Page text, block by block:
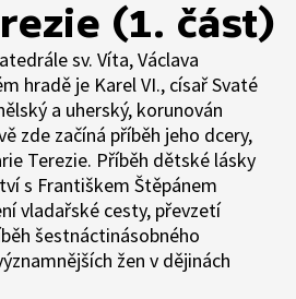
(1. část)
sv. Víta, Václava
hradě je Karel VI., císař Svaté
a uherský, korunován
zde začíná příběh jeho dcery,
Terezie. Příběh dětské lásky
s Františkem Štěpánem
vladařské cesty, převzetí
šestnáctinásobného
žen v dějinách